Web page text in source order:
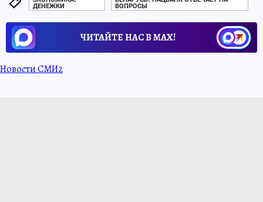
ДЕНЕЖКИ
ВОПРОСЫ
ЧИТАЙТЕ НАС В МАХ!
Новости СМИ2